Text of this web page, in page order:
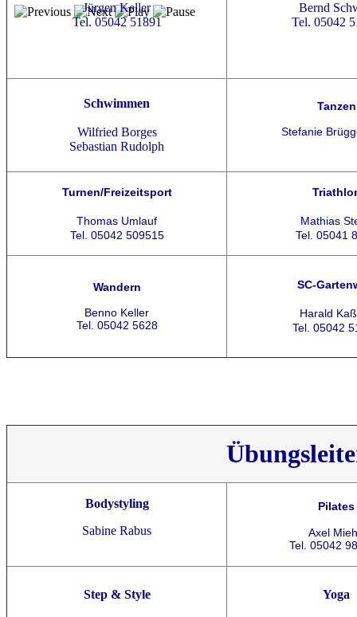
Jürgen Keller
Tel. 05042 51891
Bernd
Tel. 05042
Schwimmen
Wilfried Borges
Sebastian Rudolph
Tanzen
Stefanie
Turnen/Freizeitsport
Thomas Umlauf
Tel. 05042 509515
Mathias
Tel. 05041
Wandern
Benno Keller
Tel. 05042 5628
SC-
Harald
Tel. 05042
Bodystyling
Sabine Rabus
Pilates
Axel
Tel. 05042
Step & Style
Yoga